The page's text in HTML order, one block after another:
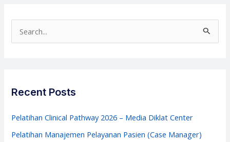
(CSSD)
Diklat
e
f
o
Recent Posts
Pelatihan Clinical Pathway 2026 – Media Diklat Center
Pelatihan Manajemen Pelayanan Pasien (Case Manager)